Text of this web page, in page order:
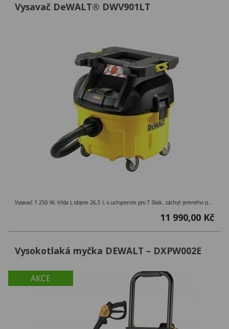
Vysavač DeWALT® DWV901LT
Vysavač 1 250 W, třída L objem 26,5 l, s uchycením pro T Stak, záchyt jemného prachu99 %, třída L ( > 1mg/m3 ), externí zásuvka
11 990,00 Kč
AKCE
Vysokotlaká myčka DEWALT – DXPW002E